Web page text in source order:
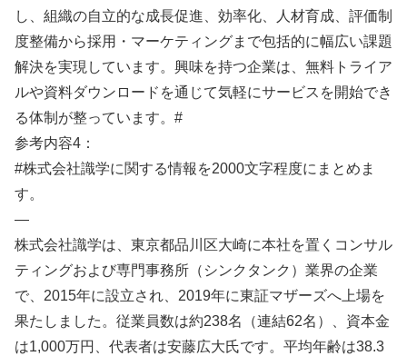
し、組織の自立的な成長促進、効率化、人材育成、評価制
度整備から採用・マーケティングまで包括的に幅広い課題
解決を実現しています。興味を持つ企業は、無料トライア
ルや資料ダウンロードを通じて気軽にサービスを開始でき
る体制が整っています。#
参考内容4：
#株式会社識学に関する情報を2000文字程度にまとめま
す。
—
株式会社識学は、東京都品川区大崎に本社を置くコンサル
ティングおよび専門事務所（シンクタンク）業界の企業
で、2015年に設立され、2019年に東証マザーズへ上場を
果たしました。従業員数は約238名（連結62名）、資本金
は1,000万円、代表者は安藤広大氏です。平均年齢は38.3